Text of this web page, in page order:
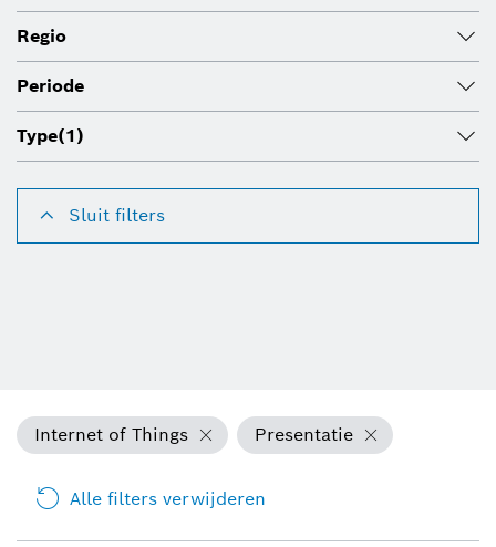
Regio
Periode
Type(1)
Sluit filters
Internet of Things Presentatie
Alle filters verwijderen